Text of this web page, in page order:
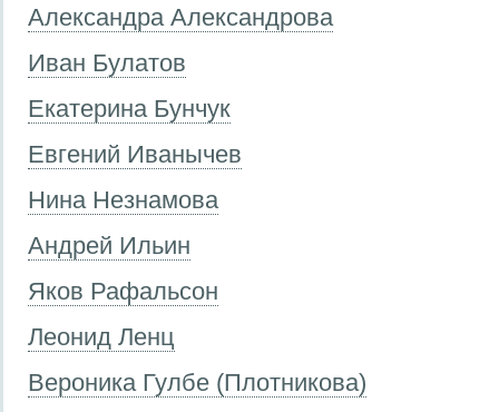
Александра Александрова
Иван Булатов
Екатерина Бунчук
Евгений Иванычев
Нина Незнамова
Андрей Ильин
Яков Рафальсон
Леонид Ленц
Вероника Гулбе (Плотникова)